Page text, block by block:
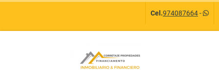
Cel.974087664-